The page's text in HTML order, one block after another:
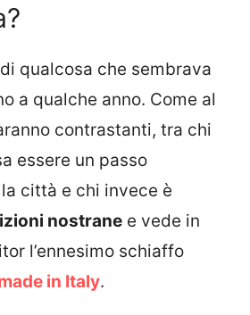
qualcosa che sembrava
a qualche anno. Come al
contrastanti, tra chi
essere un passo
città e chi invece è
nostrane e vede in
l’ennesimo schiaffo
in Italy.